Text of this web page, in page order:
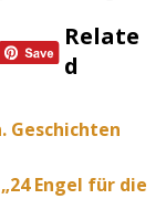
Relate
D
Geschichten
Engel für die